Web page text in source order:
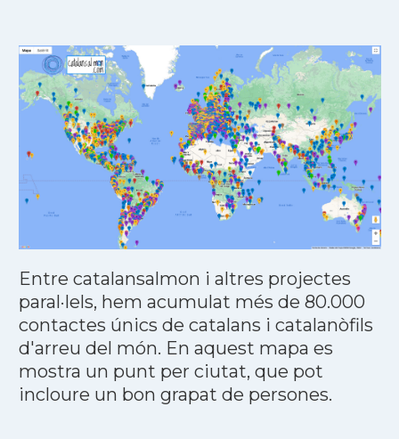
Entre catalansalmon i altres projectes
paral·lels, hem acumulat més de 80.000
contactes únics de catalans i catalanòfils
d'arreu del món. En aquest mapa es
mostra un punt per ciutat, que pot
incloure un bon grapat de persones.